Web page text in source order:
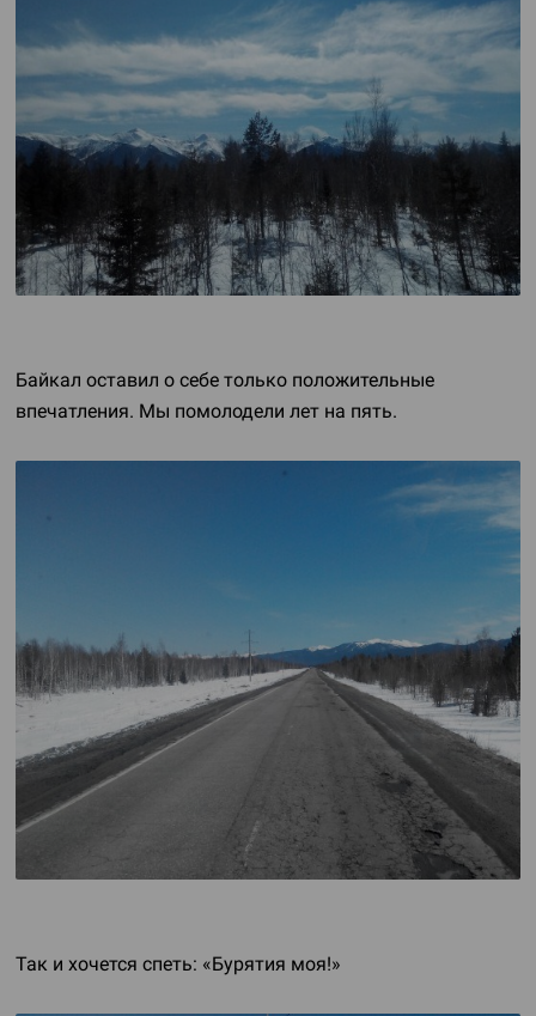
Байкал оставил о себе только положительные
впечатления. Мы помолодели лет на пять.
Так и хочется спеть: «Бурятия моя!»